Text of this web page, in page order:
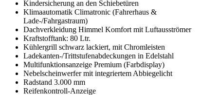
Kindersicherung an den Schiebetüren
Klimaautomatik Climatronic (Fahrerhaus &
Lade-/Fahrgastraum)
Dachverkleidung Himmel Komfort mit Luftausströmer
Kraftstofftank: 80 Ltr.
Kühlergrill schwarz lackiert, mit Chromleisten
Ladekanten-/Trittstufenabdeckungen in Edelstahl
Multifunktionsanzeige Premium (Farbdisplay)
Nebelscheinwerfer mit integriertem Abbiegelicht
Radstand 3.000 mm
Reifenkontroll-Anzeige